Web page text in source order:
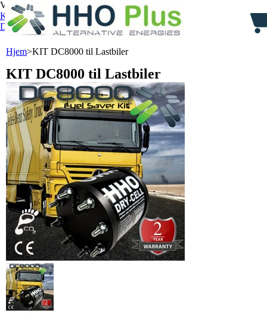
Velkommen,
Log ind
Kurv: 0 vare varer
(tom)
Din konto
Hjem>KIT DC8000 til Lastbiler
KIT DC8000 til Lastbiler